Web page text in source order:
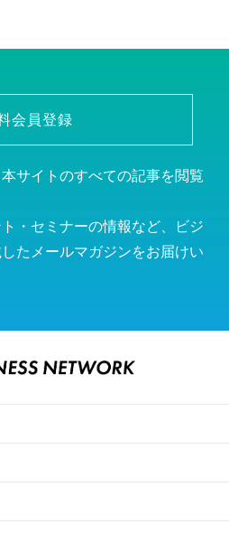
会員登録
サイトのすべての記事を閲覧
・セミナーの情報など、ビジ
たメールマガジンをお届けい